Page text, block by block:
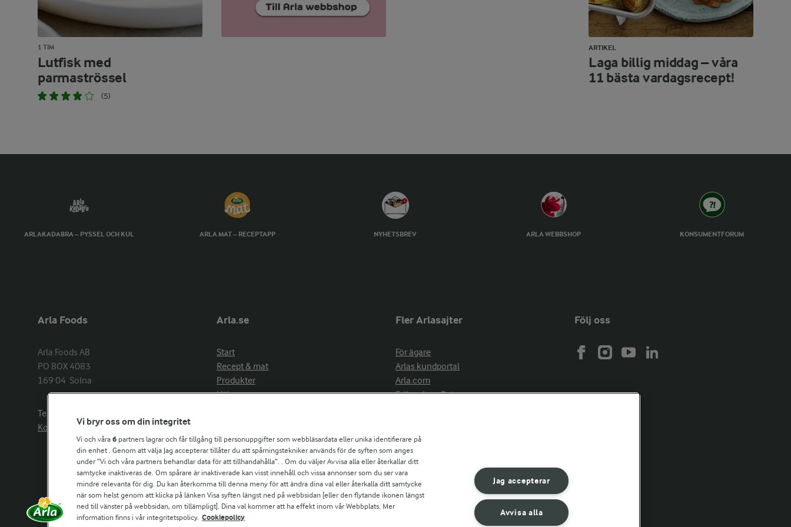
1 TIM
Lutfisk med
parmaströssel
(5)
ARTIKEL
Laga billig middag – våra
11 bästa vardagsrecept!
ARLAKADABRA – PYSSEL OCH KUL ARLA MAT – RECEPTAPP NYHETSBREV ARLA WEBBSHOP KONSUMENTFORUM
Arla Foods
Arla Foods AB
PO BOX 4083
169 04  Solna
Telefon:
Kontakta oss
Arla.se
Start
Recept & mat
Produkter
Hälsa
Aktuellt
Om Arla
Nyheter & press
Jobb & karriär
Kontakta oss
Fler Arlasajter
För ägare
Arlas kundportal
Arla.com
Falbygdens Ost
Följ oss
Vi bryr oss om din integritet
Vi och våra 6 partners lagrar och får tillgång till personuppgifter som webbläsardata eller unika identifierare på
din enhet . Genom att välja Jag accepterar tillåter du att spårningstekniker används för de syften som anges
under ”Vi och våra partners behandlar data för att tillhandahålla”. . Om du väljer Avvisa alla eller återkallar ditt
samtycke inaktiveras de. Om spårare är inaktiverade kan visst innehåll och vissa annonser som du ser vara
mindre relevanta för dig. Du kan återkomma till denna meny för att ändra dina val eller återkalla ditt samtycke
när som helst genom att klicka på länken Visa syften längst ned på webbsidan [eller den flytande ikonen längst
ned till vänster på webbsidan, om tillämpligt]. Dina val kommer att ha effekt inom vår Webbplats. Mer
information finns i vår integritetspolicy. Cookiepolicy
Jag accepterar
Avvisa alla